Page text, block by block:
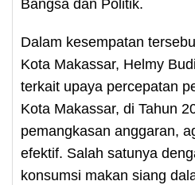
Bangsa dan Politik.
Dalam kesempatan
Kota Makassar, Helmy
terkait upaya percepatan
Kota Makassar, di Tahun
pemangkasan anggaran,
efektif. Salah satunya
konsumsi makan siang